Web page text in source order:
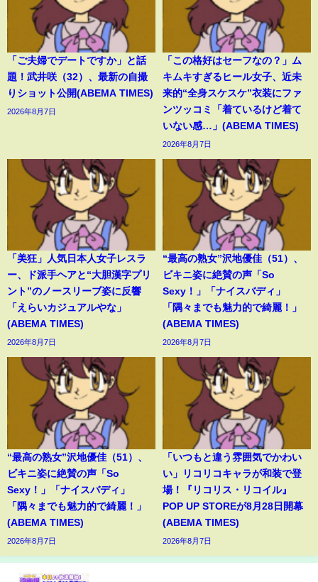
「ご夫婦でデートですか」と話
題！武井咲（32）、最新の自撮
りショット公開(ABEMA TIMES)
2026年8月7日
「この格好はセーフなの？」ム
キムキすぎるヒール女子、近未
来的“全身スケスケ”衣装にファ
ンツッコミ「着ているけど着て
いない感…」(ABEMA TIMES)
2026年8月7日
「美狂」人気日本人女子レスラ
ー、ド派手ヘアと“大胆漢字プリ
ント”のノースリーブ姿に反響
「えらいカジュアルやな」
(ABEMA TIMES)
2026年8月7日
“最高の熟女”沢地優佳（51）、
ビキニ姿に絶賛の声「So
Sexy！」「ナイスバディ」
「隅々までも魅力的で綺麗！」
(ABEMA TIMES)
2026年8月7日
“最高の熟女”沢地優佳（51）、
ビキニ姿に絶賛の声「So
Sexy！」「ナイスバディ」
「隅々までも魅力的で綺麗！」
(ABEMA TIMES)
2026年8月7日
「いつもと違う雰囲気でかわい
い」リコリコキャラが和装で登
場！『リコリス・リコイル』
POP UP STOREが8月28日開幕
(ABEMA TIMES)
2026年8月7日